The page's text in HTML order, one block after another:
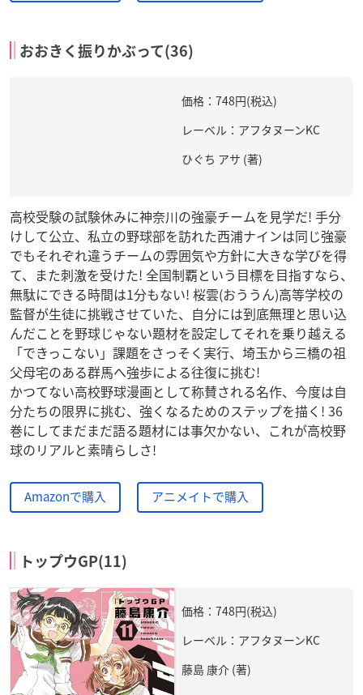
おおきく振りかぶって(36)
価格：748円(税込)
レーベル：アフタヌーンKC
ひぐち アサ (著)
高校受験の試験休みに神奈川の強豪チームを見学だ! 手分
けして公立、私立の野球部を訪れた西浦ナインは同じ強豪
でもそれぞれ違うチームの雰囲気や方針に大きな学びを得
て、また刺激を受けた! 全国制覇という目標を目指すなら、
無駄にできる時間は1分もない! 桜雲(おううん)高等学校の
監督が生徒に挑戦させていた、自分には到底無理と思い込
んだことを野球じゃない題材を設定してそれを乗り越える
「できっこない」課題をさっそく実行、埼玉から三橋の祖
父母宅のある群馬へ強歩による往復に挑む!
かつてない高校野球漫画として称賛される名作、今度は自
分たちの限界に挑む、強くなるためのステップを描く! 36
巻にしてまだまだ語る題材には事欠かない、これが高校野
球のリアルと素晴らしさ!
Amazonで購入 アニメイトで購入
トップウGP(11)
価格：748円(税込)
レーベル：アフタヌーンKC
藤島 康介 (著)